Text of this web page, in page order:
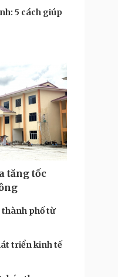
5 cách giúp
tăng tốc
thành phố từ
triển kinh tế